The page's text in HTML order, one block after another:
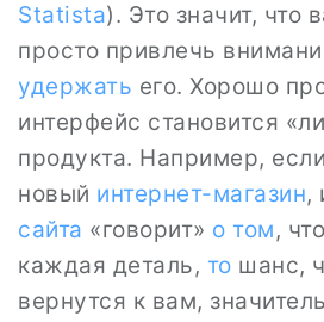
Statista). Это значит, что
просто привлечь
удержать его. Хорошо
интерфейс становится
продукта. Например,
новый интернет-магазин,
сайта «говорит» о том,
каждая деталь, то шанс,
вернутся к вам,